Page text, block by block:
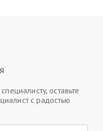
оставьте
с радостью